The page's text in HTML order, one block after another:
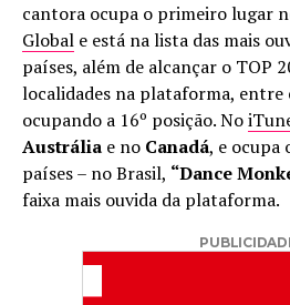
cantora ocupa o primeiro lugar
Global e está na lista das mais
países, além de alcançar o TOP
localidades na plataforma, entre
ocupando a 16º posição. No
Austrália e no Canadá, e ocupa
países – no Brasil, “Dance
faixa mais ouvida da plataforma.